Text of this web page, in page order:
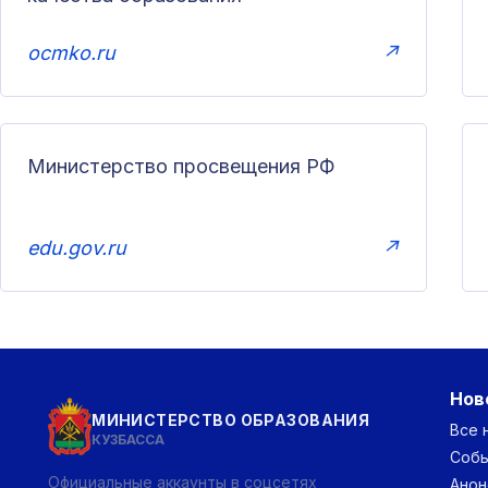
ocmko.ru ↗
Министерство просвещения РФ
edu.gov.ru ↗
МИНИСТЕРСТВО ОБРАЗОВАНИЯ
КУЗБАССА
Официальные аккаунты в соцсетях
Все